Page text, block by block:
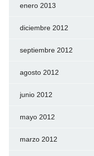
enero 2013
diciembre 2012
septiembre 2012
agosto 2012
junio 2012
mayo 2012
marzo 2012